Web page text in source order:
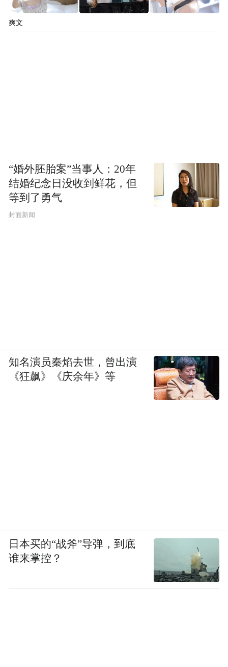
爽文
“婚外胚胎案”当事人：20年
结婚纪念日没收到鲜花，但
等到了勇气
封面新闻
知名演员秦焰去世，曾出演
《狂飙》《庆余年》等
日本买的“战斧”导弹，到底
谁来掌控？